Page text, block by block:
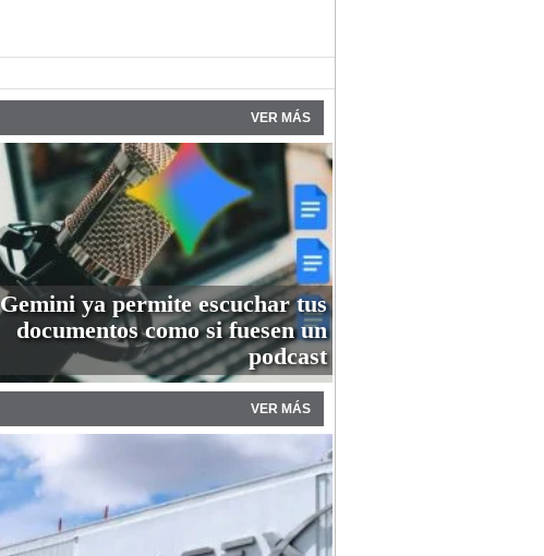
VER MÁS
Gemini ya permite escuchar tus
documentos como si fuesen un
podcast
VER MÁS